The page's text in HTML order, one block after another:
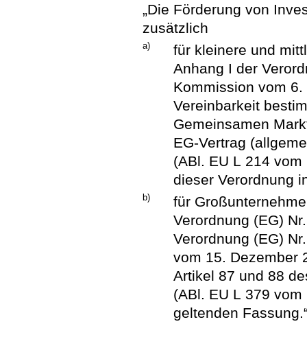
„Die Förderung von
zusätzlich
a)
für kleinere und
Anhang I der
Kommission vom
Vereinbarkeit
Gemeinsamen
EG-Vertrag
(ABl. EU L 214
dieser Verordnung
b)
für
Verordnung (EG)
Verordnung (EG)
vom 15. Dezember
Artikel 87 und 88
(ABl. EU L 379
geltenden